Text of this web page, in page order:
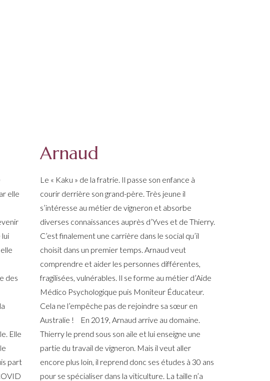
elle
des
Elle
part
Arnaud
Le « Kaku » de la fratrie. Il passe son enfance à
courir derrière son grand-père. Très jeune il
s’intéresse au métier de vigneron et absorbe
diverses connaissances auprès d’Yves et de Thierry.
C’est finalement une carrière dans le social qu’il
choisit dans un premier temps. Arnaud veut
comprendre et aider les personnes différentes,
fragilisées, vulnérables. Il se forme au métier d’Aide
Médico Psychologique puis Moniteur Éducateur.
Cela ne l’empêche pas de rejoindre sa sœur en
Australie ! En 2019, Arnaud arrive au domaine.
Thierry le prend sous son aile et lui enseigne une
partie du travail de vigneron. Mais il veut aller
encore plus loin, il reprend donc ses études à 30 ans
pour se spécialiser dans la viticulture. La taille n’a